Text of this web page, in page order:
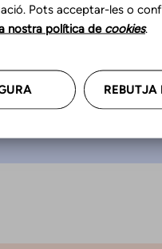
piensas”.
Pots acceptar-les o
nostra política de cookies.
REBUTJA